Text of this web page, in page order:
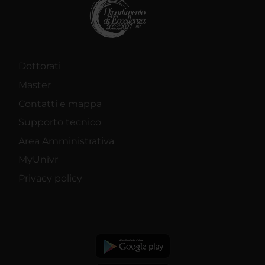
Dottorati
Master
Contatti e mappa
Supporto tecnico
Area Amministrativa
MyUnivr
Privacy policy